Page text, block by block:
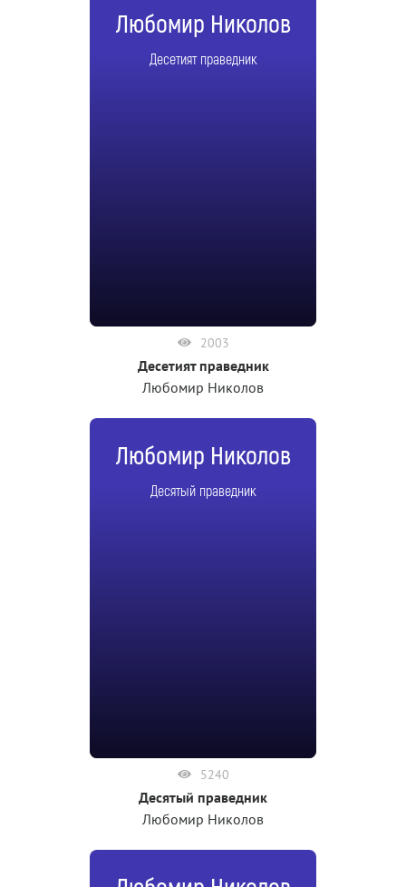
Любомир Николов
Десетият праведник
2003
Десетият праведник
Любомир Николов
Любомир Николов
Десятый праведник
5240
Десятый праведник
Любомир Николов